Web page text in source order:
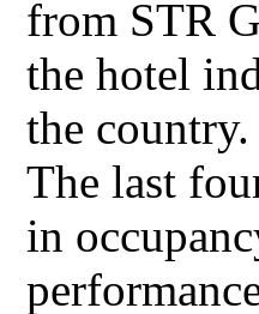
from STR
the hotel
the country.
The last
in